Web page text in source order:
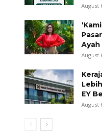
August
Ayah
August
EY
August